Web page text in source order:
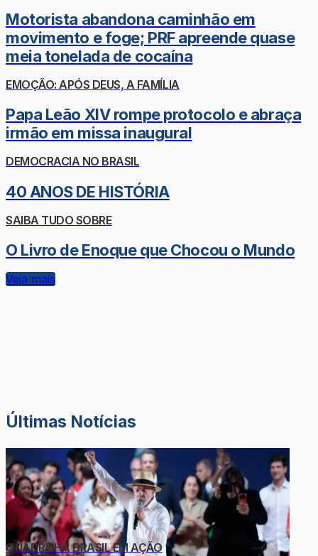
Motorista abandona caminhão em
movimento e foge; PRF apreende quase
meia tonelada de cocaína
EMOÇÃO: APÓS DEUS, A FAMÍLIA
Papa Leão XIV rompe protocolo e abraça
irmão em missa inaugural
DEMOCRACIA NO BRASIL
40 ANOS DE HISTÓRIA
SAIBA TUDO SOBRE
O Livro de Enoque que Chocou o Mundo
Veja mais
Últimas Notícias
QUADRILHA BRASIL EM AÇÃO